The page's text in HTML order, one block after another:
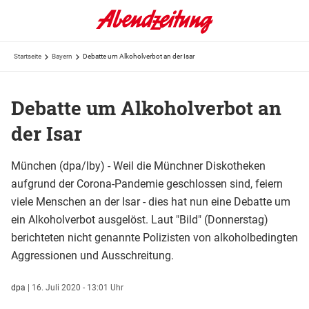
Startseite Bayern Debatte um Alkoholverbot an der Isar
Debatte um Alkoholverbot an
der Isar
München (dpa/lby) - Weil die Münchner Diskotheken
aufgrund der Corona-Pandemie geschlossen sind, feiern
viele Menschen an der Isar - dies hat nun eine Debatte um
ein Alkoholverbot ausgelöst. Laut "Bild" (Donnerstag)
berichteten nicht genannte Polizisten von alkoholbedingten
Aggressionen und Ausschreitung.
dpa | 16. Juli 2020 - 13:01 Uhr